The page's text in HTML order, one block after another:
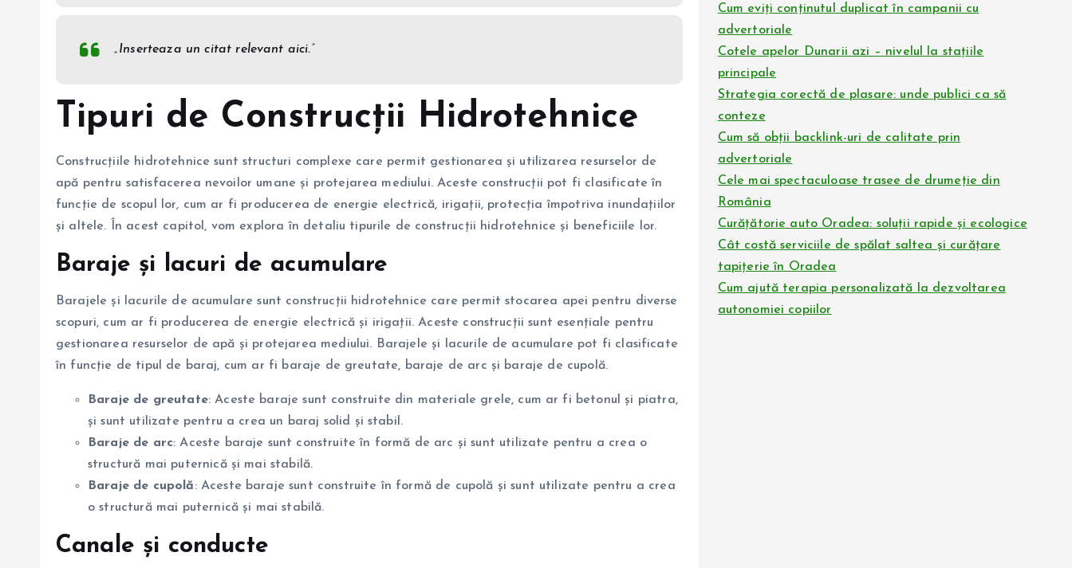
„Inserteaza un citat relevant aici.”
Tipuri de Construcții Hidrotehnice
Construcțiile hidrotehnice sunt structuri complexe care permit gestionarea și utilizarea resurselor de
apă pentru satisfacerea nevoilor umane și protejarea mediului. Aceste construcții pot fi clasificate în
funcție de scopul lor, cum ar fi producerea de energie electrică, irigații, protecția împotriva inundațiilor
și altele. În acest capitol, vom explora în detaliu tipurile de construcții hidrotehnice și beneficiile lor.
Baraje și lacuri de acumulare
Barajele și lacurile de acumulare sunt construcții hidrotehnice care permit stocarea apei pentru diverse
scopuri, cum ar fi producerea de energie electrică și irigații. Aceste construcții sunt esențiale pentru
gestionarea resurselor de apă și protejarea mediului. Barajele și lacurile de acumulare pot fi clasificate
în funcție de tipul de baraj, cum ar fi baraje de greutate, baraje de arc și baraje de cupolă.
Baraje de greutate: Aceste baraje sunt construite din materiale grele, cum ar fi betonul și piatra,
și sunt utilizate pentru a crea un baraj solid și stabil.
Baraje de arc: Aceste baraje sunt construite în formă de arc și sunt utilizate pentru a crea o
structură mai puternică și mai stabilă.
Baraje de cupolă: Aceste baraje sunt construite în formă de cupolă și sunt utilizate pentru a crea
o structură mai puternică și mai stabilă.
Canale și conducte
Cum eviți conținutul duplicat în campanii cu
advertoriale
Cotele apelor Dunarii azi – nivelul la stațiile
principale
Strategia corectă de plasare: unde publici ca să
conteze
Cum să obții backlink-uri de calitate prin
advertoriale
Cele mai spectaculoase trasee de drumeție din
România
Curățătorie auto Oradea: soluții rapide și ecologice
Cât costă serviciile de spălat saltea și curățare
tapițerie în Oradea
Cum ajută terapia personalizată la dezvoltarea
autonomiei copiilor